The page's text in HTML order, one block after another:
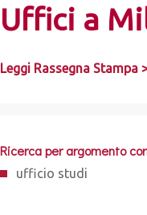
Uffici a
Leggi Rassegna Stampa
Ricerca per argomento
ufficio studi